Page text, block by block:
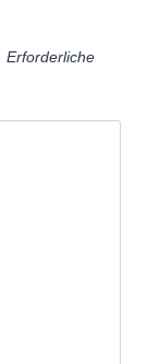
Erforderliche